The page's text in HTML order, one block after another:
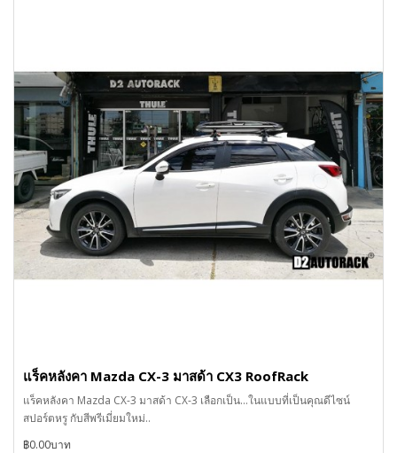
แร็คหลังคา Mazda CX-3 มาสด้า CX3 RoofRack
แร็คหลังคา Mazda CX-3 มาสด้า CX-3 เลือกเป็น...ในแบบที่เป็นคุณดีไซน์
สปอร์ตหรู กับสีพรีเมี่ยมใหม่..
฿0.00บาท